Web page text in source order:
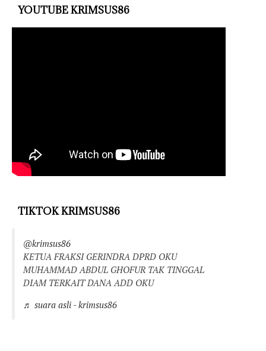
YOUTUBE KRIMSUS86
TIKTOK KRIMSUS86
@krimsus86
KETUA FRAKSI GERINDRA DPRD OKU
MUHAMMAD ABDUL GHOFUR TAK TINGGAL
DIAM TERKAIT DANA ADD OKU
♬ suara asli - krimsus86